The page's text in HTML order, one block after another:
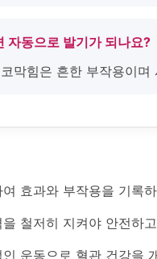
자동으로 발기가 되나요?
막힘은 흔한 부작용이며
효과와 부작용을 기록
철저히 지켜야 안전하
운동으로 혈관 건강을